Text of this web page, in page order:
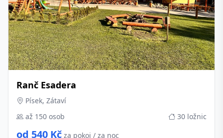
Ranč Esadera
Písek, Zátaví
až 150 osob
30 ložnic
od 540 Kč za pokoj / za noc